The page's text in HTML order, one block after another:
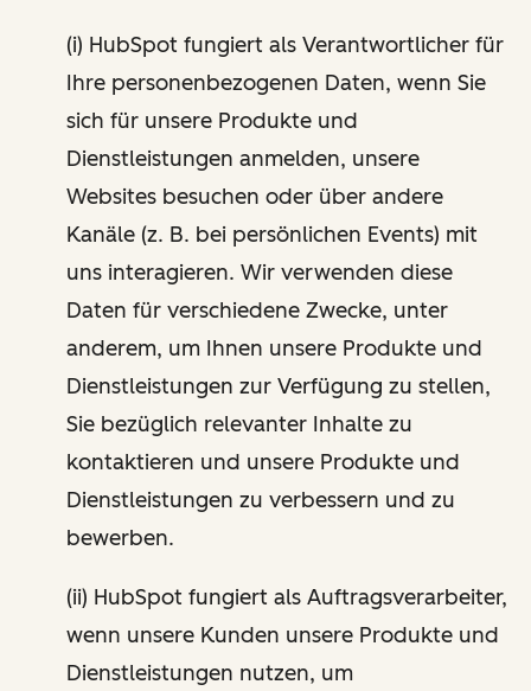
(i) HubSpot fungiert als Verantwortlicher für
Ihre personenbezogenen Daten, wenn Sie
sich für unsere Produkte und
Dienstleistungen anmelden, unsere
Websites besuchen oder über andere
Kanäle (z. B. bei persönlichen Events) mit
uns interagieren. Wir verwenden diese
Daten für verschiedene Zwecke, unter
anderem, um Ihnen unsere Produkte und
Dienstleistungen zur Verfügung zu stellen,
Sie bezüglich relevanter Inhalte zu
kontaktieren und unsere Produkte und
Dienstleistungen zu verbessern und zu
bewerben.
(ii) HubSpot fungiert als Auftragsverarbeiter,
wenn unsere Kunden unsere Produkte und
Dienstleistungen nutzen, um